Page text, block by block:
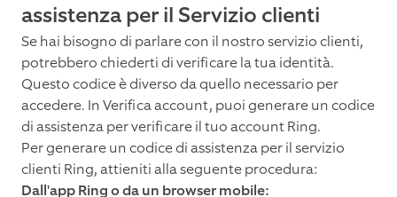
assistenza per il Servizio clienti
Se hai bisogno di parlare con il nostro servizio clienti,
potrebbero chiederti di verificare la tua identità.
Questo codice è diverso da quello necessario per
accedere. In Verifica account, puoi generare un codice
di assistenza per verificare il tuo account Ring.
Per generare un codice di assistenza per il servizio
clienti Ring, attieniti alla seguente procedura:
Dall'app Ring o da un browser mobile: